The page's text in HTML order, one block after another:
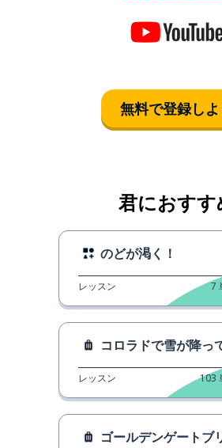
無料で登録しよ
君におすす
のどが渇く！
レッスン 7
コロラドで雪が降っ
レッスン 103
ゴールデンゲートブ